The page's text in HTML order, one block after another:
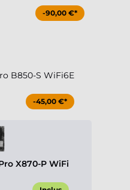
-90,00 €*
B850-S WiFi6E
-45,00 €*
X870-P WiFi